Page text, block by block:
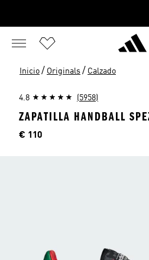
Inicio / Originals / Calzado
4.8 (5958)
ZAPATILLA HANDBALL
Precio
€ 110